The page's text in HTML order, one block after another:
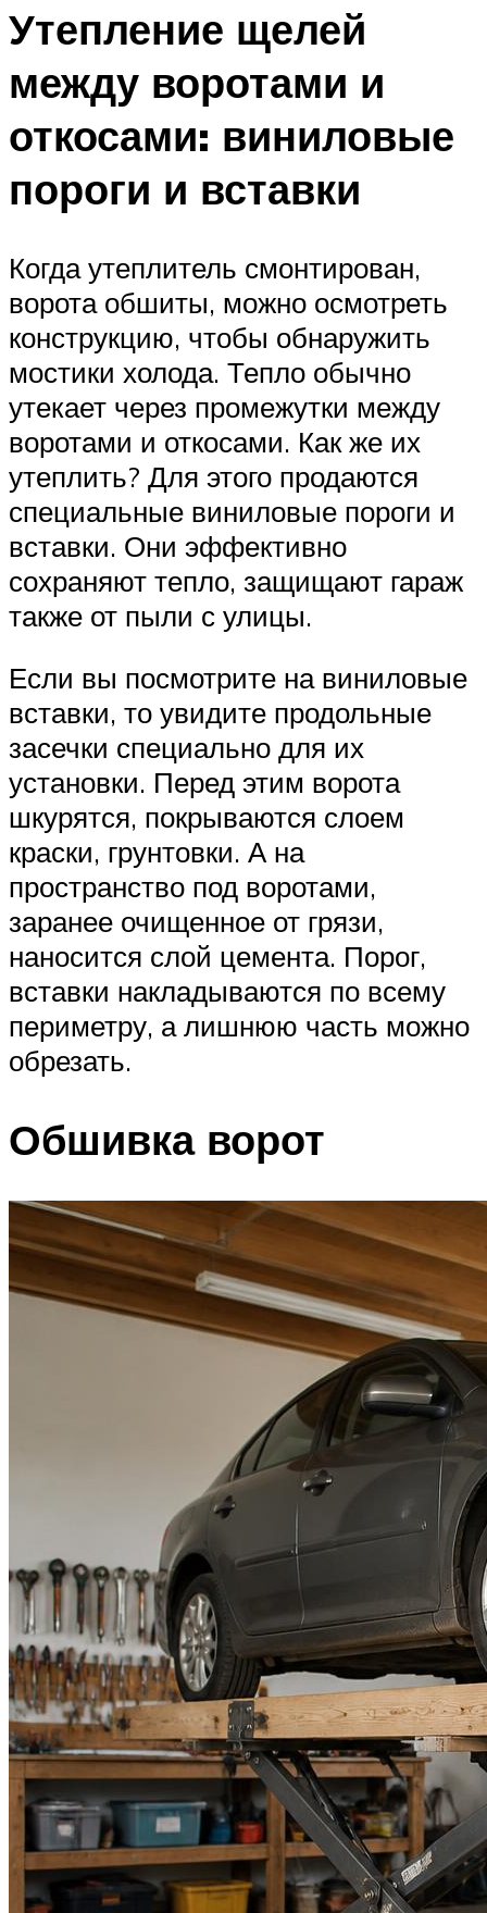
Утепление щелей
между воротами и
откосами: виниловые
пороги и вставки
Когда утеплитель смонтирован,
ворота обшиты, можно осмотреть
конструкцию, чтобы обнаружить
мостики холода. Тепло обычно
утекает через промежутки между
воротами и откосами. Как же их
утеплить? Для этого продаются
специальные виниловые пороги и
вставки. Они эффективно
сохраняют тепло, защищают гараж
также от пыли с улицы.
Если вы посмотрите на виниловые
вставки, то увидите продольные
засечки специально для их
установки. Перед этим ворота
шкурятся, покрываются слоем
краски, грунтовки. А на
пространство под воротами,
заранее очищенное от грязи,
наносится слой цемента. Порог,
вставки накладываются по всему
периметру, а лишнюю часть можно
обрезать.
Обшивка ворот